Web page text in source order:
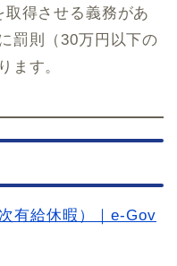
得させる義務があ
罰則（30万円以下の
ます。
有給休暇）｜e-Gov